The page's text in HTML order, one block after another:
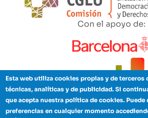
Con el apoyo de:
Aviso legal Política de privacidad
Esta web utiliza cookies propias y de terceros
técnicas, analíticas y de publicidad. Si
que acepta nuestra política de cookies. Puede
preferencias en cualquier momento